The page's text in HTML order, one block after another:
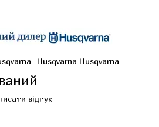
Husqvarna Husqvarna
відгук